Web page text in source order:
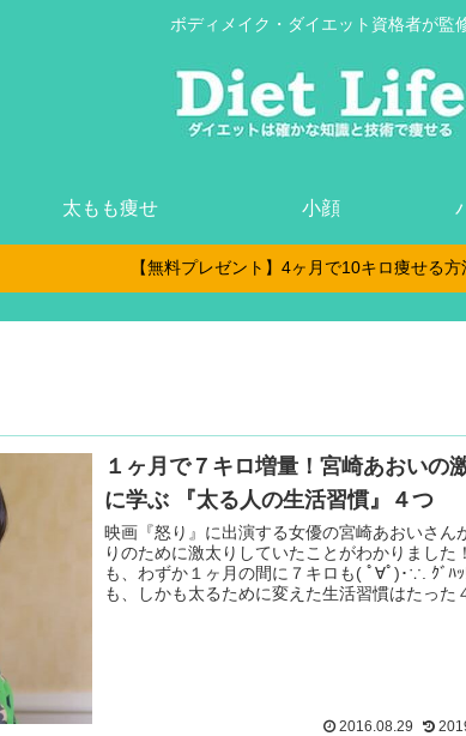
ボディメイク・ダイエット資格者が監
太もも痩せ 小顔
【無料プレゼント】4ヶ月で10キロ痩せる
１ヶ月で７キロ増量！宮崎あおいの
に学ぶ 『太る人の生活習慣』４つ
映画『怒り』に出演する女優の宮崎あおいさん
りのために激太りしていたことがわかりました
も、わずか１ヶ月の間に７キロも( ﾟ∀ﾟ)･∵. ｸﾞﾊ
も、しかも太るために変えた生活習慣はたった
2016.08.29